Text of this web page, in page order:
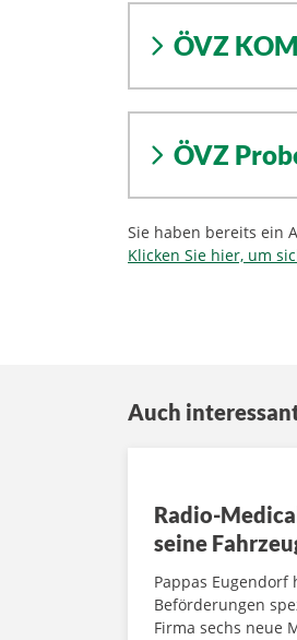
ÖVZ
ÖVZ
Sie haben bereits ein
Klicken Sie hier, um
Auch
Radio-
seine
Pappas
Beförderungen
Firma sechs neue